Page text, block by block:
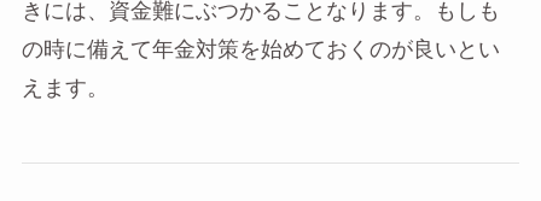
きには、資金難にぶつかることなります。もしも
の時に備えて年金対策を始めておくのが良いとい
えます。